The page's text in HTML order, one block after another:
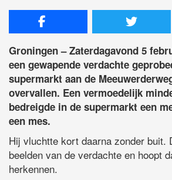
Groningen – Zaterdagavond 5
een gewapende verdachte
supermarkt aan de
overvallen. Een vermoedelijk
bedreigde in de supermarkt een
een mes.
Hij vluchtte kort daarna zonder buit.
beelden van de verdachte en hoopt
herkennen.